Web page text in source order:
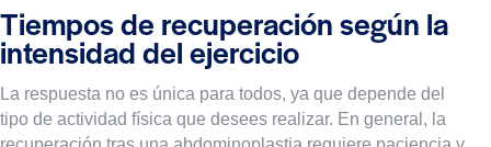
Tiempos de recuperación según la
intensidad del ejercicio
La respuesta no es única para todos, ya que depende del
tipo de actividad física que desees realizar. En general, la